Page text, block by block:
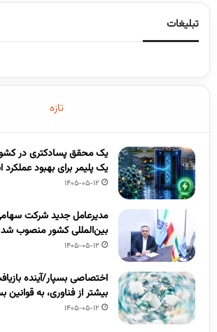
تبلیغات
تازه
یک محقق پسادکتری در
یک پلیمر برای بهبود عملکرد
1405-05-12
مدیرعامل جدید شرکت
بین‌المللی کشور منصوب شد
1405-05-12
اختصاصی بسپار/آینده
بیشتر از فناوری، به قوانین
1405-05-12